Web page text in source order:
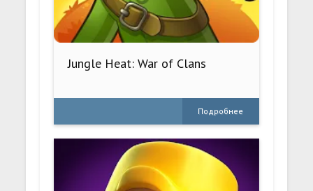
Jungle Heat: War of Clans
Подробнее